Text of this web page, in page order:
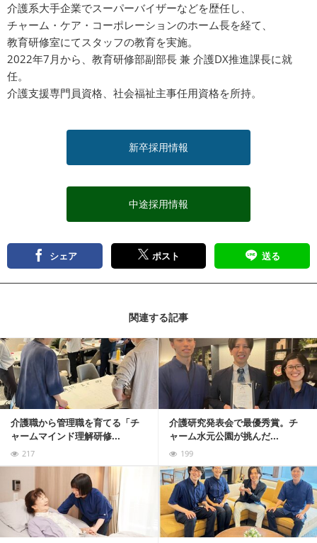
介護系大手企業でスーパーバイザーなどを歴任し、
チャーム・ケア・コーポレーションのホーム長を経て、
教育研修室にてスタッフの教育を実施。
2022年7月から、教育研修部副部長 兼 介護DX推進課長に就
任。
介護支援専門員資格、社会福祉主事任用資格を所持。
新卒採用情報
中途採用情報
シェア ポスト 送る
関連する記事
介護職から管理職を育てる「チ
ャームマインド理解研修...
217
介護研究発表会で最優秀賞。チ
ャーム水元公園が挑んだ...
199
記事を読む
記事を読む